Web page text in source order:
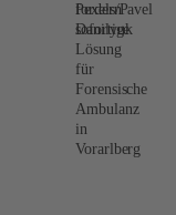
Pexels/Pavel
Danilyuk
fordern
sofortige
Lösung
für
Forensische
Ambulanz
in
Vorarlberg